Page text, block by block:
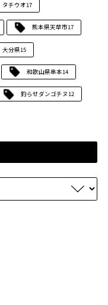
タチウオ17
熊本県天草市17
大分県15
和歌山県串本14
釣らせダンゴチヌ12